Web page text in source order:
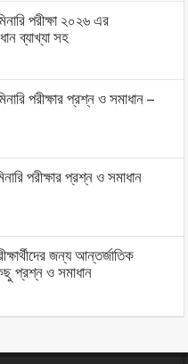
পরীক্ষা ২০২৬ এর
ব্যাখ্যা সহ
পরীক্ষার প্রশ্ন ও সমাধান –
পরীক্ষার প্রশ্ন ও সমাধান
জন্য আন্তর্জাতিক
প্রশ্ন ও সমাধান